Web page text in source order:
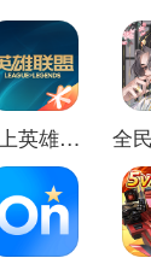
掌上英雄联盟